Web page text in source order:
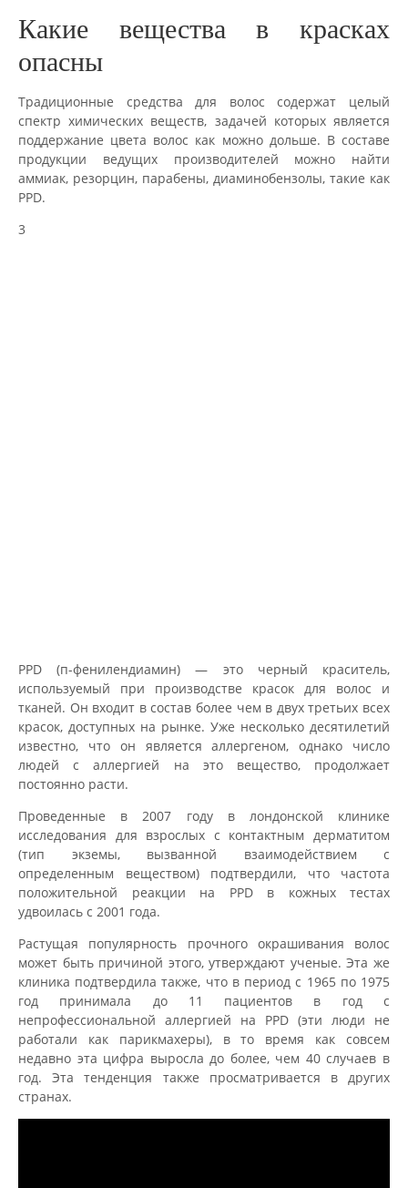
Какие вещества в красках
опасны
Традиционные средства для волос содержат целый
спектр химических веществ, задачей которых является
поддержание цвета волос как можно дольше. В составе
продукции ведущих производителей можно найти
аммиак, резорцин, парабены, диаминобензолы, такие как
PPD.
3
PPD (п-фенилендиамин) — это черный краситель,
используемый при производстве красок для волос и
тканей. Он входит в состав более чем в двух третьих всех
красок, доступных на рынке. Уже несколько десятилетий
известно, что он является аллергеном, однако число
людей с аллергией на это вещество, продолжает
постоянно расти.
Проведенные в 2007 году в лондонской клинике
исследования для взрослых с контактным дерматитом
(тип экземы, вызванной взаимодействием с
определенным веществом) подтвердили, что частота
положительной реакции на PPD в кожных тестах
удвоилась с 2001 года.
Растущая популярность прочного окрашивания волос
может быть причиной этого, утверждают ученые. Эта же
клиника подтвердила также, что в период с 1965 по 1975
год принимала до 11 пациентов в год с
непрофессиональной аллергией на PPD (эти люди не
работали как парикмахеры), в то время как совсем
недавно эта цифра выросла до более, чем 40 случаев в
год. Эта тенденция также просматривается в других
странах.